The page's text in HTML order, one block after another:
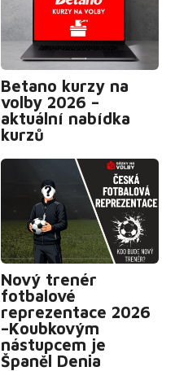
Betano kurzy na
volby 2026 –
aktuální nabídka
kurzů
Nový trenér
fotbalové
reprezentace 2026
–Koubkovým
nástupcem je
Španěl Denia